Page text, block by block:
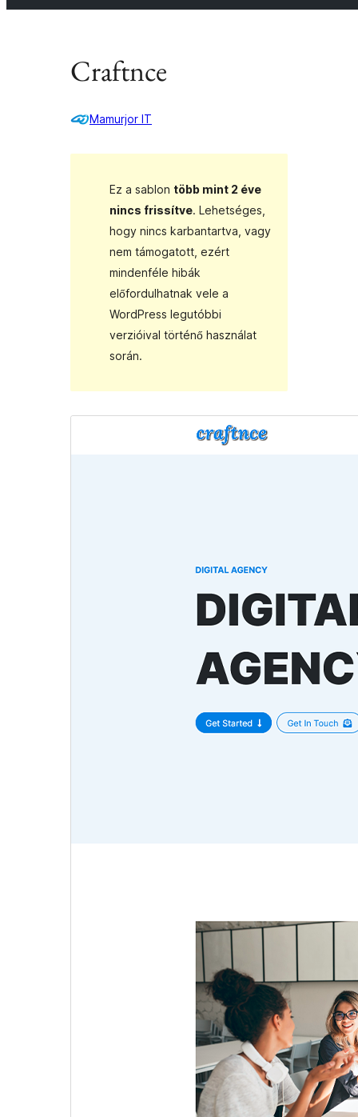
Craftnce
Mamurjor IT
Ez a sablon több mint 2 éve
nincs frissítve. Lehetséges,
hogy nincs karbantartva, vagy
nem támogatott, ezért
mindenféle hibák
előfordulhatnak vele a
WordPress legutóbbi
verzióival történő használat
során.